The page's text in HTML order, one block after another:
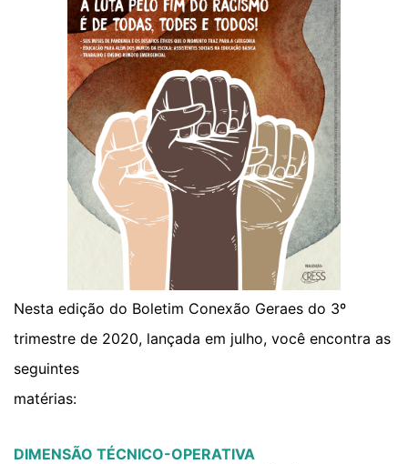
Nesta edição do Boletim Conexão Geraes do 3º
trimestre de 2020, lançada em julho, você encontra as
seguintes
matérias:
DIMENSÃO TÉCNICO-OPERATIVA